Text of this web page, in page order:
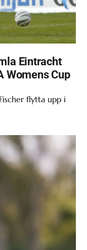
Eintracht
Womens Cup
flytta upp i